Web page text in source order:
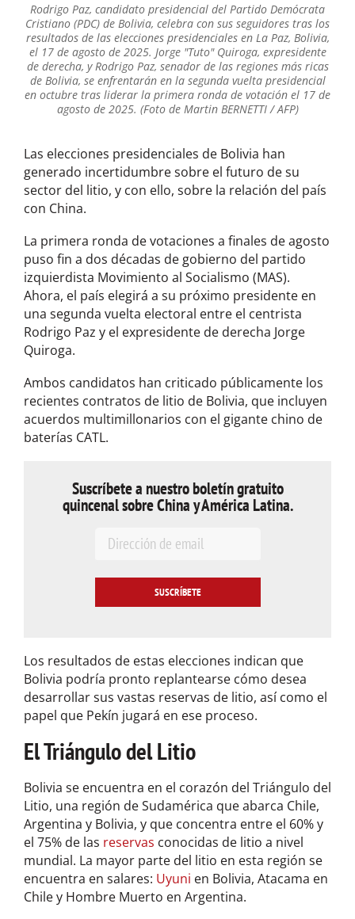
Rodrigo Paz, candidato presidencial del Partido Demócrata
Cristiano (PDC) de Bolivia, celebra con sus seguidores tras los
resultados de las elecciones presidenciales en La Paz, Bolivia,
el 17 de agosto de 2025. Jorge "Tuto" Quiroga, expresidente
de derecha, y Rodrigo Paz, senador de las regiones más ricas
de Bolivia, se enfrentarán en la segunda vuelta presidencial
en octubre tras liderar la primera ronda de votación el 17 de
agosto de 2025. (Foto de Martin BERNETTI / AFP)
Las elecciones presidenciales de Bolivia han
generado incertidumbre sobre el futuro de su
sector del litio, y con ello, sobre la relación del país
con China.
La primera ronda de votaciones a finales de agosto
puso fin a dos décadas de gobierno del partido
izquierdista Movimiento al Socialismo (MAS).
Ahora, el país elegirá a su próximo presidente en
una segunda vuelta electoral entre el centrista
Rodrigo Paz y el expresidente de derecha Jorge
Quiroga.
Ambos candidatos han criticado públicamente los
recientes contratos de litio de Bolivia, que incluyen
acuerdos multimillonarios con el gigante chino de
baterías CATL.
Suscríbete a nuestro boletín gratuito
quincenal sobre China y América Latina.
Los resultados de estas elecciones indican que
Bolivia podría pronto replantearse cómo desea
desarrollar sus vastas reservas de litio, así como el
papel que Pekín jugará en ese proceso.
El Triángulo del Litio
Bolivia se encuentra en el corazón del Triángulo del
Litio, una región de Sudamérica que abarca Chile,
Argentina y Bolivia, y que concentra entre el 60% y
el 75% de las reservas conocidas de litio a nivel
mundial. La mayor parte del litio en esta región se
encuentra en salares: Uyuni en Bolivia, Atacama en
Chile y Hombre Muerto en Argentina.